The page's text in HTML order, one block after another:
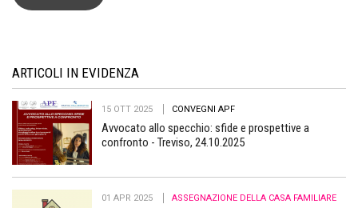
ARTICOLI IN EVIDENZA
15 OTT 2025 CONVEGNI APF
Avvocato allo specchio: sfide e prospettive a
confronto - Treviso, 24.10.2025
01 APR 2025 ASSEGNAZIONE DELLA CASA FAMILIARE